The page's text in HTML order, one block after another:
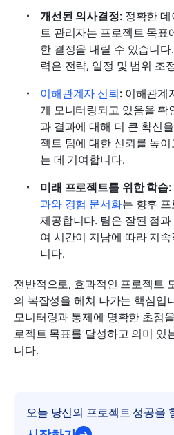
개선된 의사결정: 정확한 데
트 관리자는 프로젝트 목
한 결정을 내릴 수 있습니
력은 전략, 일정 및 범위 조
이해관계자 신뢰: 이해관계
게 모니터링되고 있음을 확
과 결과에 대해 더 큰 확신
젝트 팀에 대한 신뢰를 높
는 데 기여합니다.
미래 프로젝트를 위한 학습:
과와 경험 문서화는 향후
제공합니다. 팀은 잘된 점
여 시간이 지남에 따라 지
니다.
전반적으로, 효과적인 프로젝트
의 복잡성을 헤쳐 나가는 핵심입
모니터링과 통제에 명확한 초점
로젝트 목표를 달성하고 의미 있
니다.
오늘 당신의 프로젝트 성공을